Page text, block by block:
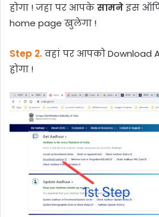
होगा ! जहा पर आपकेसामनेइस
home page खुलेगा !
Step 2.वहां पर आपको Download
होगा !